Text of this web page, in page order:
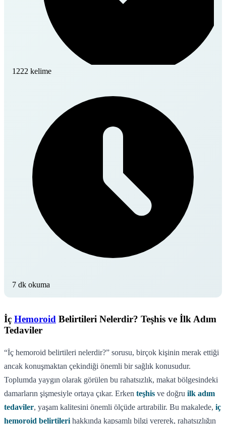
1222 kelime
7 dk okuma
İç Hemoroid Belirtileri Nelerdir? Teşhis ve İlk Adım
Tedaviler
“İç hemoroid belirtileri nelerdir?” sorusu, birçok kişinin merak ettiği
ancak konuşmaktan çekindiği önemli bir sağlık konusudur.
Toplumda yaygın olarak görülen bu rahatsızlık, makat bölgesindeki
damarların şişmesiyle ortaya çıkar. Erken teşhis ve doğru ilk adım
tedaviler, yaşam kalitesini önemli ölçüde artırabilir. Bu makalede, iç
hemoroid belirtileri hakkında kapsamlı bilgi vererek, rahatsızlığın